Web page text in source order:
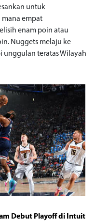
untuk
mana empat
enam poin atau
Nuggets melaju ke
unggulan teratas Wilayah
Debut Playoff di Intuit